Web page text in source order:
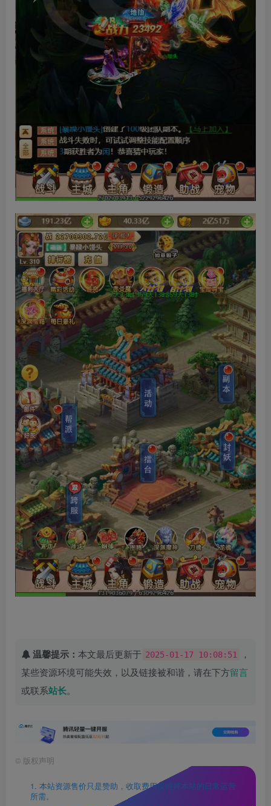
温馨提示： 本文最后更新于 2025-01-17 10:08:51
，
某些资源环境可能失效，以及链接被和谐，请在下方留言
或联系站长。
© 版权声明
1. 本站资源售价只是赞助，收取费用仅维持本站的日常运营
所需。